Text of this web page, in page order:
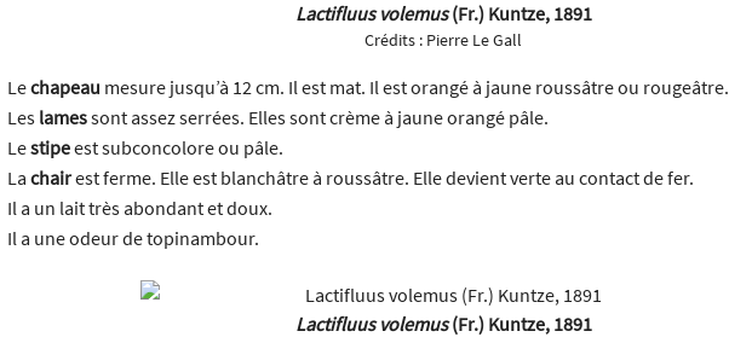
Nous contacter
Lactifluus volemus(Fr.) Kuntze, 1891
Crédits : Pierre Le Gall
Lechapeau mesure jusqu’à 12 cm. Il est mat. Il est orangé à jaune roussâtre ou rougeâtre.
Les lamessont assez serrées. Elles sont crème à jaune orangé pâle.
Lestipeest subconcolore ou pâle.
La chairest ferme. Elle est blanchâtre à roussâtre. Elle devient verte au contact de fer.
Il a un lait très abondant et doux.
Il a une odeur de topinambour.
Lactifluus volemus(Fr.) Kuntze, 1891